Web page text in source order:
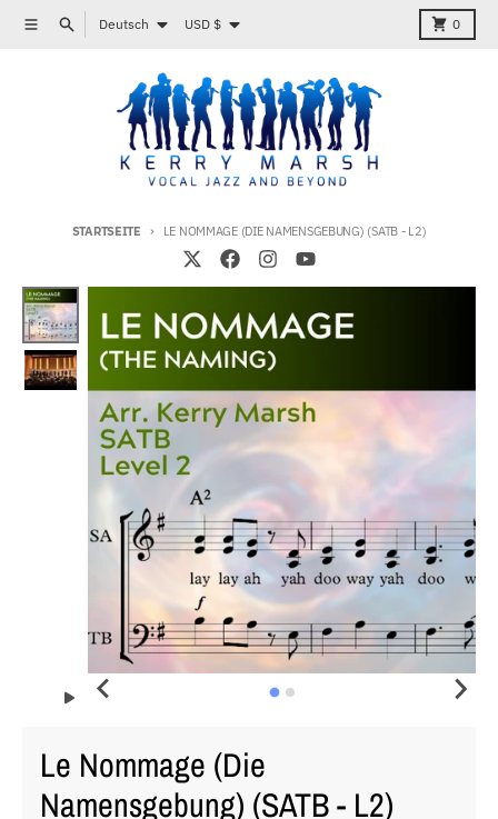
Direkt zum Inhalt
MenüSuchenSprache
Deutsch Land/Region
USD $ 0
Karren
STARTSEITE LE NOMMAGE (DIE NAMENSGEBUNG) (SATB - L2)
Zu Produktinformationen springen
Le Nommage (Die
Namensgebung) (SATB - L2)